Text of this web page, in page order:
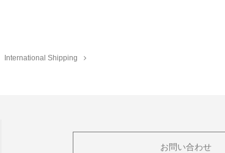
International Shipping
お問い合わせ